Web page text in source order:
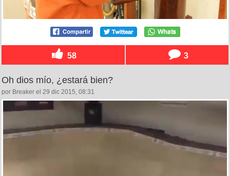
58 3
Oh dios mío, ¿estará bien?
por Breaker el 29 dic 2015, 08:31